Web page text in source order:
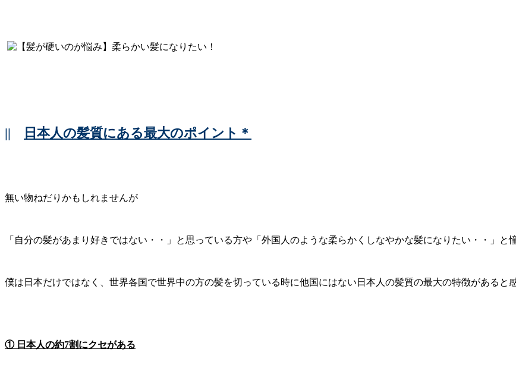
|| 日本人の髪質にある最大のポイント＊
無い物ねだりかもしれませんが
「自分の髪があまり好きではない・・」と思っている方や「外国人のような柔らかくしなやかな髪になりたい・・」と
僕は日本だけではなく、世界各国で世界中の方の髪を切っている時に他国にはない日本人の髪質の最大の特徴があると
① 日本人の約7割にクセがある